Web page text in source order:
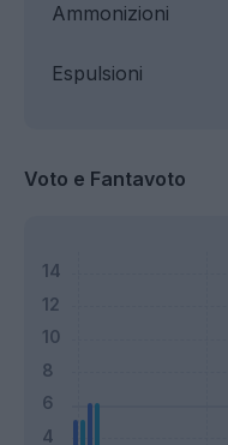
Ammonizioni
Espulsioni
Voto e Fantavoto